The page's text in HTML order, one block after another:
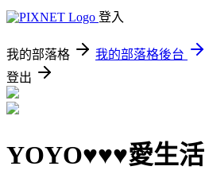
登入
我的部落格 我的部落格後台
登出
YOYO♥♥♥愛生活